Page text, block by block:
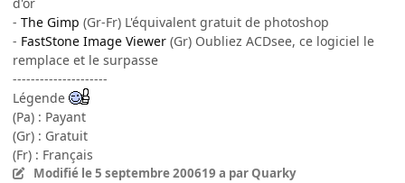
d'or
- The Gimp (Gr-Fr) L'équivalent gratuit de photoshop
- FastStone Image Viewer (Gr) Oubliez ACDsee, ce logiciel le
remplace et le surpasse
---------------------
Légende
(Pa) : Payant
(Gr) : Gratuit
(Fr) : Français
Modifié le 5 septembre 200619 a par Quarky